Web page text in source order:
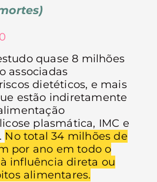
quase 8 milhões
associadas
dietéticos, e mais
estão indiretamente
plasmática, IMC e
No total 34 milhões de
por ano em todo o
influência direta ou
alimentares.